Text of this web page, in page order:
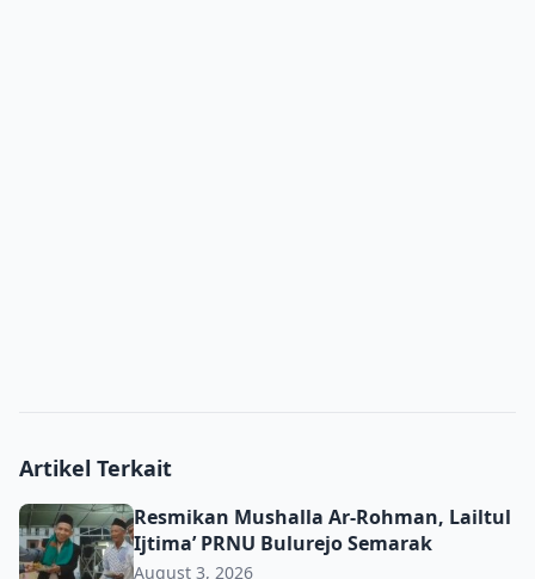
Artikel Terkait
Resmikan Mushalla Ar-Rohman, Lailtul Ijtima’ PRNU
Resmikan Mushalla Ar-Rohman, Lailtul
Ijtima’ PRNU Bulurejo Semarak
August 3, 2026